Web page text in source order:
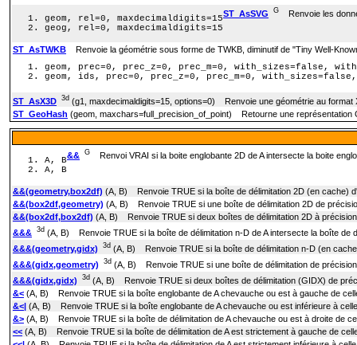
ST_AsSVG G Renvoie les
geom, rel=0, maxdecimaldigits=15
geog, rel=0, maxdecimaldigits=15
ST_AsTWKB Renvoie la géométrie sous forme de TWKB, diminutif de "Tiny Well-
geom, prec=0, prec_z=0, prec_m=0, with_sizes=false,
geom, ids, prec=0, prec_z=0, prec_m=0,
ST_AsX3D 3d (g1, maxdecimaldigits=15, options=0) Renvoie une géométrie au
ST_GeoHash (geom, maxchars=full_precision_of_point) Retourne une représentation
&& G Renvoi VRAI si la boite englobante 2D de A intersecte la boite
A, B
A, B
&&(geometry,box2df) (A, B) Renvoie TRUE si la boîte de délimitation 2D (en cache)
&&(box2df,geometry) (A, B) Renvoie TRUE si une boîte de délimitation 2D de
&&(box2df,box2df) (A, B) Renvoie TRUE si deux boîtes de délimitation 2D à
&&& 3d (A, B) Renvoie TRUE si la boîte de délimitation n-D de A intersecte la boîte de
&&&(geometry,gidx)
3d (A, B) Renvoie TRUE si la boîte de délimitation n-D (en
&&&(gidx,geometry)
3d (A, B) Renvoie TRUE si une boîte de délimitation de
&&&(gidx,gidx)
3d (A, B) Renvoie TRUE si deux boîtes de délimitation (GIDX) de
&< (A, B) Renvoie TRUE si la boîte englobante de A chevauche ou est à gauche de
&<| (A, B) Renvoie TRUE si la boîte englobante de A chevauche ou est inférieure à
&> (A, B) Renvoie TRUE si la boîte de délimitation de A chevauche ou est à droite de
<< (A, B) Renvoie TRUE si la boîte de délimitation de A est strictement à gauche de